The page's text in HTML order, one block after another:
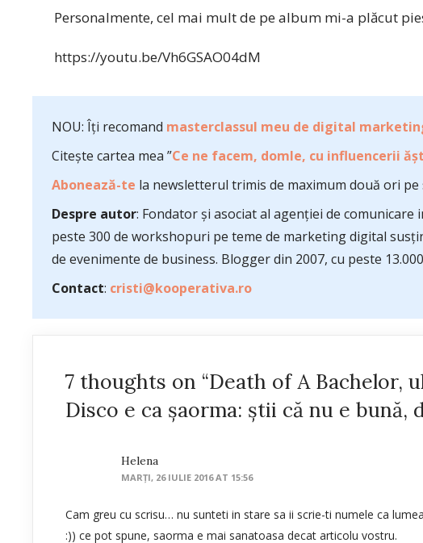
Personalmente, cel mai mult de pe album mi-a plăcut
https://youtu.be/Vh6GSAO04dM
NOU: Îți recomand masterclassul meu de digital
Citește cartea mea ”Ce ne facem, domle, cu influencerii
Abonează-te la newsletterul trimis de maximum două ori
Despre autor: Fondator și asociat al agenției de comunicare
peste 300 de workshopuri pe teme de marketing digital
de evenimente de business. Blogger din 2007, cu peste
Contact: cristi@kooperativa.ro
7 thoughts on “Death of A Bachelor,
Disco e ca șaorma: știi că nu e bună,
Helena
MARȚI, 26 IULIE 2016 AT 15:56
Cam greu cu scrisu… nu sunteti in stare sa ii scrie-ti numele ca
:)) ce pot spune, saorma e mai sanatoasa decat articolu vostru.